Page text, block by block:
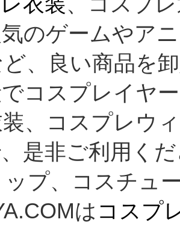
のゲームやア
ど、良い商品を
コスプレイヤ
、コスプレウ
是非ご利用く
ップ、コスチュ
は コスプ